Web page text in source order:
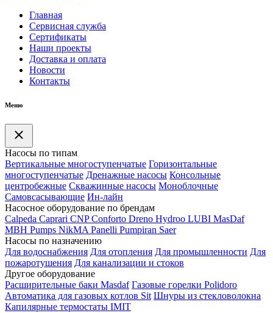
Главная
Сервисная служба
Сертификаты
Наши проекты
Доставка и оплата
Новости
Контакты
Меню
Насосы по типам
Вертикальные многоступенчатые Горизонтальные
многоступенчатые Дренажные насосы Консольные
центробежные Скважинные насосы Моноблочные
Самовсасывающие Ин-лайн
Насосное оборудование по брендам
Calpeda Caprari CNP Conforto Dreno Hydroo LUBI MasDaf
MBH Pumps NikMA Panelli Pumpiran Saer
Насосы по назначению
Для водоснабжения Для отопления Для промышленности Для
пожаротушения Для канализации и стоков
Другое оборудование
Расширительные баки Masdaf Газовые горелки Polidoro
Автоматика для газовых котлов Sit Шнуры из стекловолокна
Капилярные термостаты IMIT